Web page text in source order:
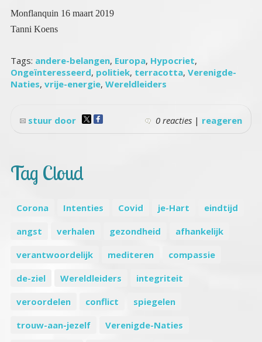
Monflanquin 16 maart 2019
Tanni Koens
Tags: andere-belangen, Europa, Hypocriet,
Ongeïnteresseerd, politiek, terracotta, Verenigde-
Naties, vrije-energie, Wereldleiders
0 reacties | reageren
stuur door
Tag Cloud
Corona Intenties Covid je-Hart
eindtijd
angst
verhalen gezondheid
afhankelijk
verantwoordelijk
mediteren
compassie
de-ziel
Wereldleiders
integriteit
veroordelen
conflict
spiegelen
trouw-aan-jezelf
Verenigde-Naties